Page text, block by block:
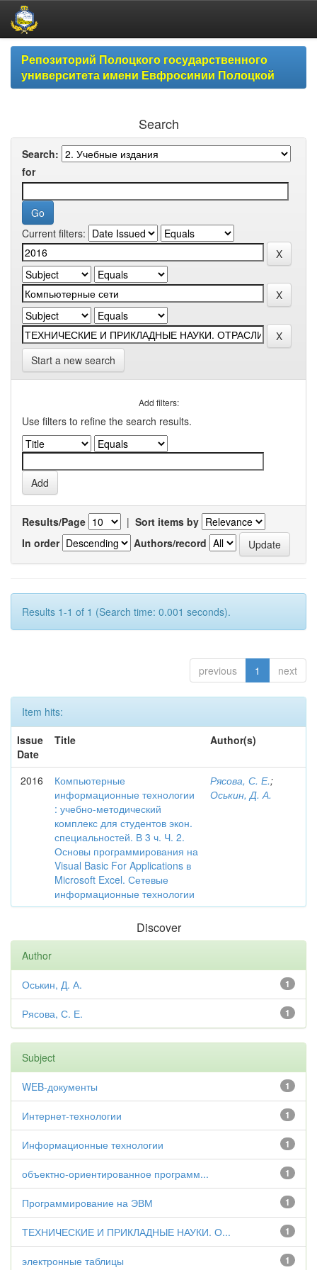
Skip
navigationРепозиторий Полоцкого государственного
университета имени Евфросинии Полоцкой
Search
Search:
for
Current filters:
Start a new search
Add filters:
Use filters to refine the search results.
Results/Page | Sort items by
In order
Authors/record
Results 1-1 of 1 (Search time: 0.001 seconds).
previous 1 next
Item hits:
Issue
Date
Title Author(s)
2016
Компьютерные
информационные технологии
: учебно-методический
комплекс для студентов экон.
специальностей. В 3 ч. Ч. 2.
Основы программирования на
Visual Basic For Applications в
Microsoft Excel. Сетевые
информационные технологии
Рясова, С. Е.;
Оськин, Д. А.
Discover
Author
1
Оськин, Д. А.
1
Рясова, С. Е.
Subject
1
WEB-документы
1
Интернет-технологии
1
Информационные технологии
1
объектно-ориентированное программ...
1
Программирование на ЭВМ
1
ТЕХНИЧЕСКИЕ И ПРИКЛАДНЫЕ НАУКИ. О...
1
электронные таблицы